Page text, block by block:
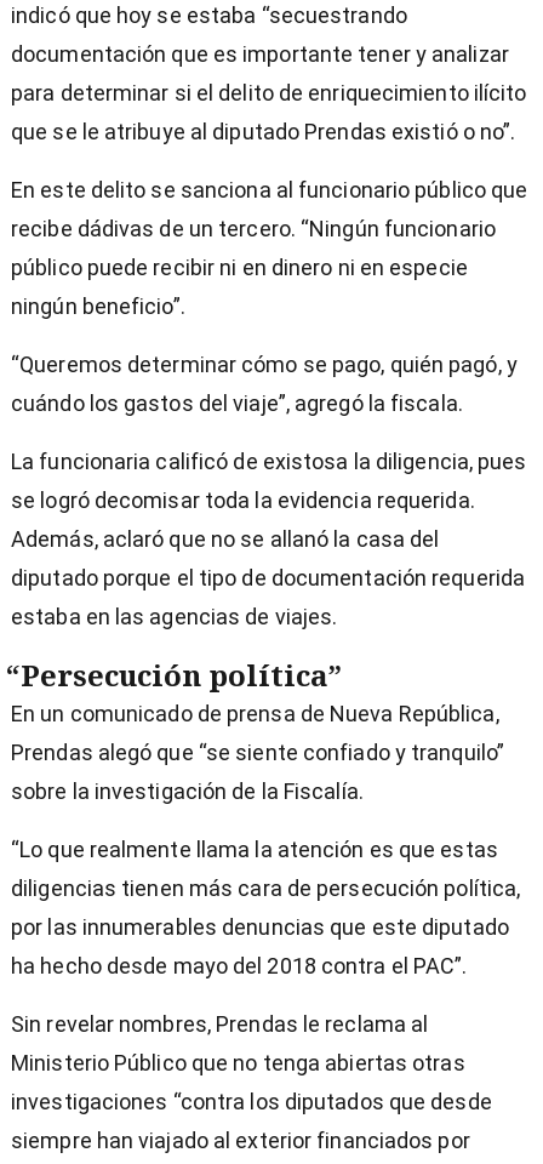
indicó que hoy se estaba “secuestrando
documentación que es importante tener y analizar
para determinar si el delito de enriquecimiento ilícito
que se le atribuye al diputado Prendas existió o no”.
En este delito se sanciona al funcionario público que
recibe dádivas de un tercero. “Ningún funcionario
público puede recibir ni en dinero ni en especie
ningún beneficio”.
“Queremos determinar cómo se pago, quién pagó, y
cuándo los gastos del viaje”, agregó la fiscala.
La funcionaria calificó de existosa la diligencia, pues
se logró decomisar toda la evidencia requerida.
Además, aclaró que no se allanó la casa del
diputado porque el tipo de documentación requerida
estaba en las agencias de viajes.
“Persecución política”
En un comunicado de prensa de Nueva República,
Prendas alegó que “se siente confiado y tranquilo”
sobre la investigación de la Fiscalía.
“Lo que realmente llama la atención es que estas
diligencias tienen más cara de persecución política,
por las innumerables denuncias que este diputado
ha hecho desde mayo del 2018 contra el PAC”.
Sin revelar nombres, Prendas le reclama al
Ministerio Público que no tenga abiertas otras
investigaciones “contra los diputados que desde
siempre han viajado al exterior financiados por